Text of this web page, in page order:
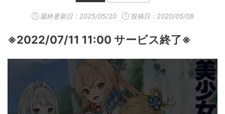
最終更新日： 2025/05/20 投稿日：2020/05/08
※2022/07/11 11:00 サービス終了※